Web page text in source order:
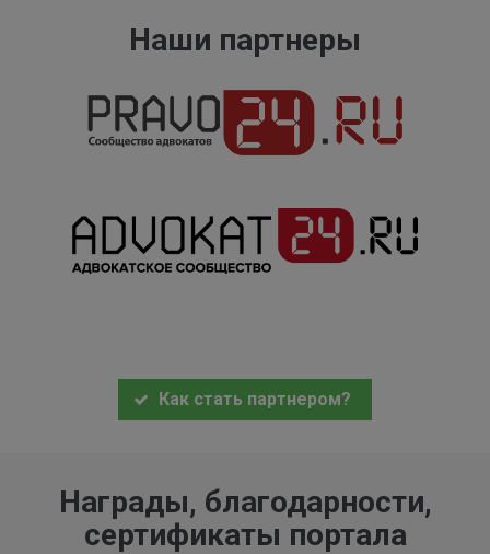
Наши партнеры
Как стать партнером?
Награды, благодарности,
сертификаты портала